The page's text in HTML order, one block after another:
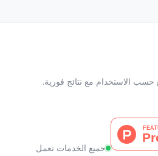
حسب الاستخدام مع نتائج فورية.
جميع الخدمات تعمل